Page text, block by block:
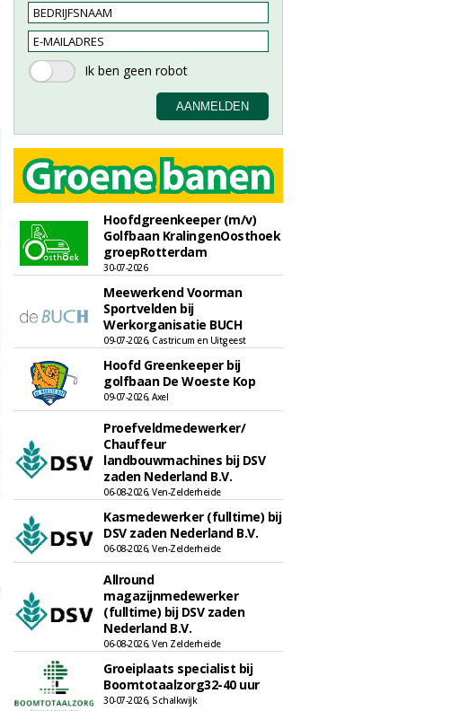
Hoofdgreenkeeper (m/v)
Golfbaan KralingenOosthoek
groepRotterdam
30-07-2026
Meewerkend Voorman
Sportvelden bij
Werkorganisatie BUCH
09-07-2026, Castricum en Uitgeest
Hoofd Greenkeeper bij
golfbaan De Woeste Kop
09-07-2026, Axel
Proefveldmedewerker/
Chauffeur
landbouwmachines bij DSV
zaden Nederland B.V.
06-08-2026, Ven-Zelderheide
Kasmedewerker (fulltime) bij
DSV zaden Nederland B.V.
06-08-2026, Ven-Zelderheide
Allround
magazijnmedewerker
(fulltime) bij DSV zaden
Nederland B.V.
06-08-2026, Ven Zelderheide
Groeiplaats specialist bij
Boomtotaalzorg32-40 uur
30-07-2026, Schalkwijk